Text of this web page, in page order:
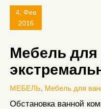
4, Фев
2016
Мебель
МЕБЕЛЬ, Мебель для
Обстановка ванной